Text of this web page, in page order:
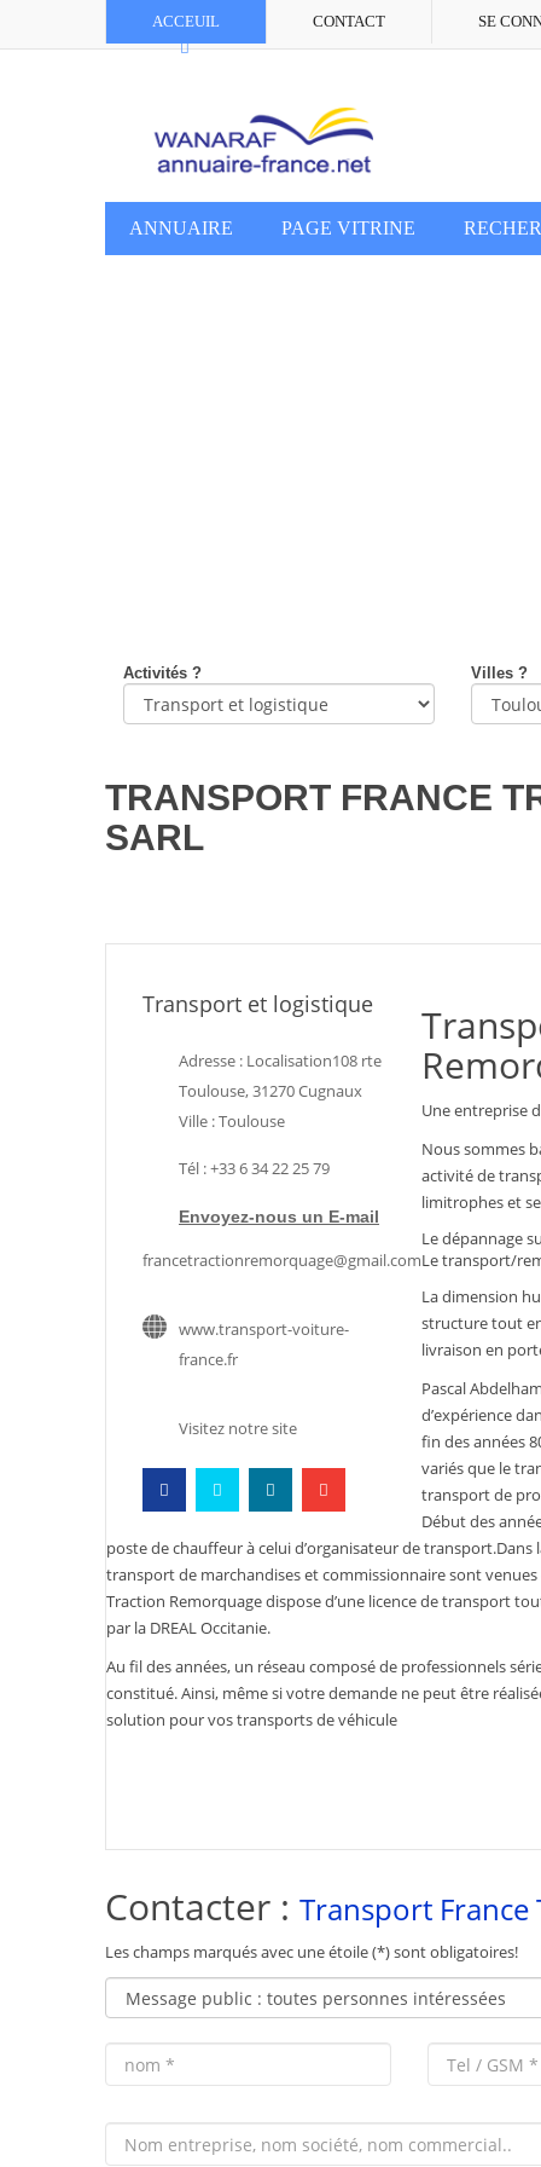
ACCEUIL CONTACT SE
ANNUAIRE PAGE VITRINE
Activités ? Villes ?
TRANSPORT FRANCE
SARL
Transport et logistique
Adresse : Localisation108 rte
Toulouse, 31270 Cugnaux
Ville : Toulouse
Tél : +33 6 34 22 25 79
Envoyez-nous un E-mail
francetractionremorquage@gmail.com
www.transport-voiture-
france.fr
Visitez notre site
Une entreprise
Nous sommes
activité de
limitrophes et
Le dépannage
Le transport/
La dimension
structure tout
livraison en
Pascal
d’expérience
fin des années
variés que le
transport de
Début des
poste de chauffeur à celui d’organisateur de
transport de marchandises et commissionnaire sont
Traction Remorquage dispose d’une licence de transport
par la DREAL Occitanie.
Au fil des années, un réseau composé de professionnels
constitué. Ainsi, même si votre demande ne peut être
solution pour vos transports de véhicule
Contacter : Transport France
Les champs marqués avec une étoile (*) sont obligatoires!